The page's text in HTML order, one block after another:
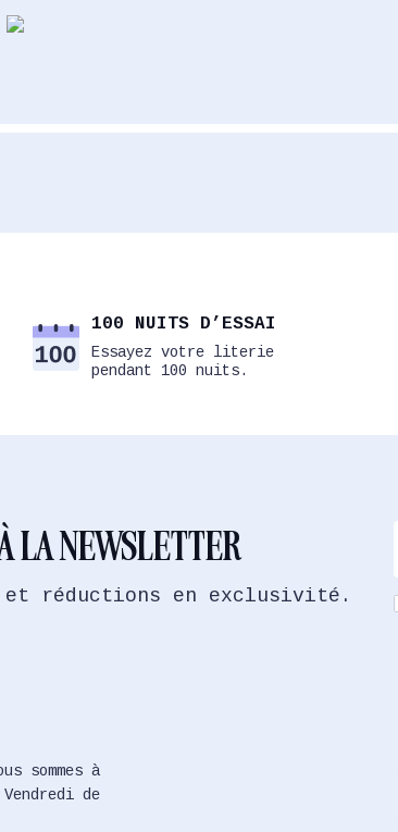
100 NUITS D’ESSAI
Essayez votre literie
pendant 100 nuits.
LA NEWSLETTER
et réductions en exclusivité.
sommes à
de